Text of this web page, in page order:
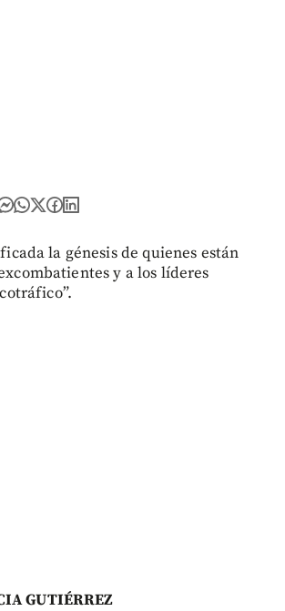
la génesis de quienes están
y a los líderes
GUTIÉRREZ